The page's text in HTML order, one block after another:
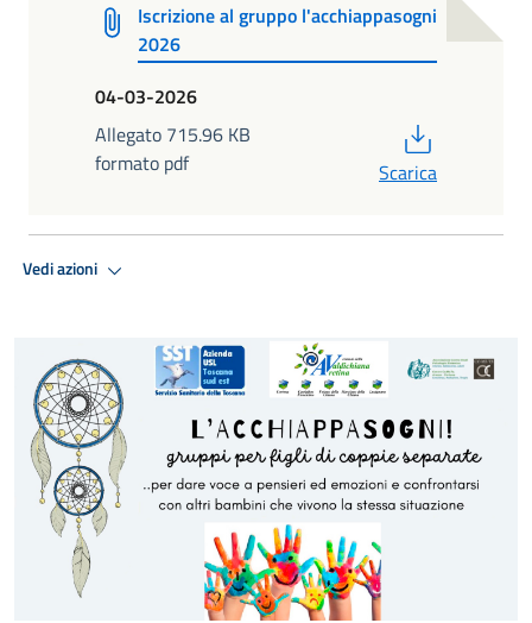
Iscrizione al gruppo l'acchiappasogni
2026
04-03-2026
Allegato 715.96 KB
formato pdf
Scarica
Vedi azioni